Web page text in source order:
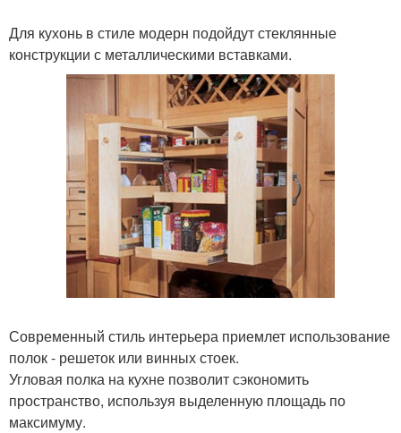
Для кухонь в стиле модерн подойдут стеклянные
конструкции с металлическими вставками.
Современный стиль интерьера приемлет использование
полок - решеток или винных стоек.
Угловая полка на кухне позволит сэкономить
пространство, используя выделенную площадь по
максимуму.